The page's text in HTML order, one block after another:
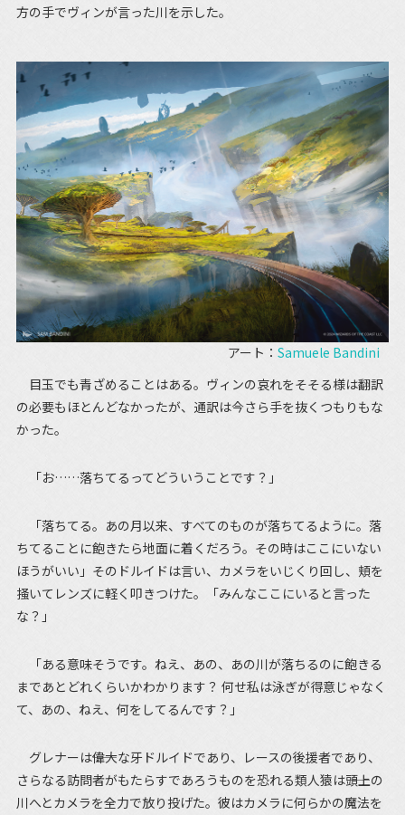
方の手でヴィンが言った川を示した。
アート： Samuele Bandini
目玉でも青ざめることはある。ヴィンの哀れをそそる様は翻訳
の必要もほとんどなかったが、通訳は今さら手を抜くつもりもな
かった。
「お……落ちてるってどういうことです？」
「落ちてる。あの月以来、すべてのものが落ちてるように。落
ちてることに飽きたら地面に着くだろう。その時はここにいない
ほうがいい」そのドルイドは言い、カメラをいじくり回し、頬を
掻いてレンズに軽く叩きつけた。「みんなここにいると言った
な？」
「ある意味そうです。ねえ、あの、あの川が落ちるのに飽きる
まであとどれくらいかわかります？ 何せ私は泳ぎが得意じゃなく
て、あの、ねえ、何をしてるんです？」
グレナーは――偉大な牙ドルイドであり、レースの後援者であり、
さらなる訪問者がもたらすであろうものを恐れる類人猿は――頭上の
川へとカメラを全力で放り投げた。彼はカメラに何らかの魔法を